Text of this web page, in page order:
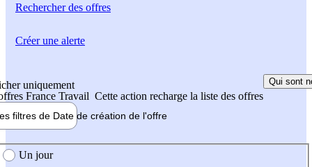
Rechercherdes offres
uniquement
France Travail Cette action recharge la liste des offres
Qui sont
filtres de Date de création de l'offre
création de l'offre
Un jour
Créer une alerte